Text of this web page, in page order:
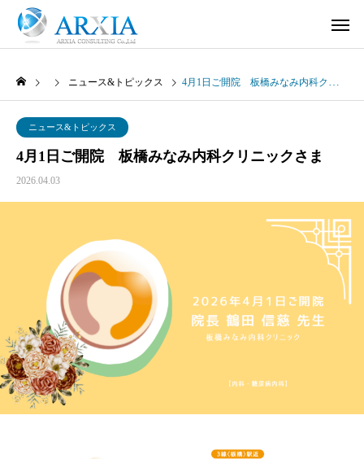
ニュース&トピックス 4月1日ご開院 板橋みなみ内科クリニックさま
ニュース&トピックス
4月1日ご開院 板橋みなみ内科クリニックさま
2026.04.03